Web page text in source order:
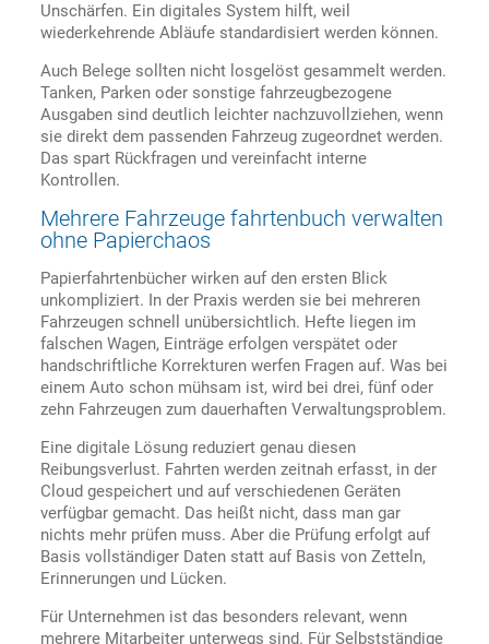
Unschärfen. Ein digitales System hilft, weil
wiederkehrende Abläufe standardisiert werden können.
Auch Belege sollten nicht losgelöst gesammelt werden.
Tanken, Parken oder sonstige fahrzeugbezogene
Ausgaben sind deutlich leichter nachzuvollziehen, wenn
sie direkt dem passenden Fahrzeug zugeordnet werden.
Das spart Rückfragen und vereinfacht interne
Kontrollen.
Mehrere Fahrzeuge fahrtenbuch verwalten
ohne Papierchaos
Papierfahrtenbücher wirken auf den ersten Blick
unkompliziert. In der Praxis werden sie bei mehreren
Fahrzeugen schnell unübersichtlich. Hefte liegen im
falschen Wagen, Einträge erfolgen verspätet oder
handschriftliche Korrekturen werfen Fragen auf. Was bei
einem Auto schon mühsam ist, wird bei drei, fünf oder
zehn Fahrzeugen zum dauerhaften Verwaltungsproblem.
Eine digitale Lösung reduziert genau diesen
Reibungsverlust. Fahrten werden zeitnah erfasst, in der
Cloud gespeichert und auf verschiedenen Geräten
verfügbar gemacht. Das heißt nicht, dass man gar
nichts mehr prüfen muss. Aber die Prüfung erfolgt auf
Basis vollständiger Daten statt auf Basis von Zetteln,
Erinnerungen und Lücken.
Für Unternehmen ist das besonders relevant, wenn
mehrere Mitarbeiter unterwegs sind. Für Selbstständige